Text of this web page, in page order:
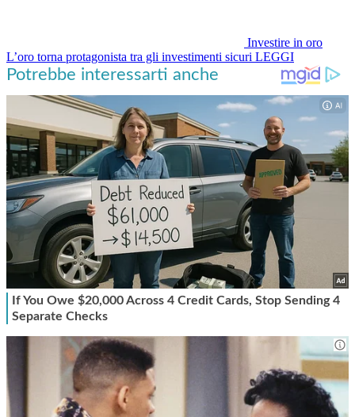
Investire in oro
L’oro torna protagonista tra gli investimenti sicuri LEGGI